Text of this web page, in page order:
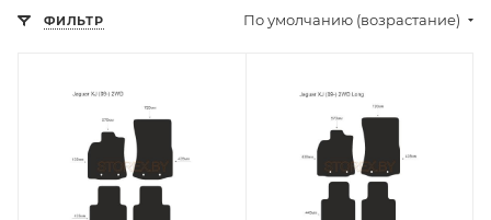
ФИЛЬТР По умолчанию (возрастание)